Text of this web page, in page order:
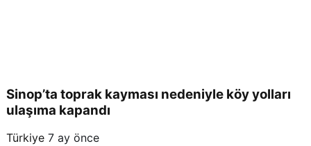
Sinop’ta toprak kayması nedeniyle köy yolları
ulaşıma kapandı
Türkiye 7 ay önce